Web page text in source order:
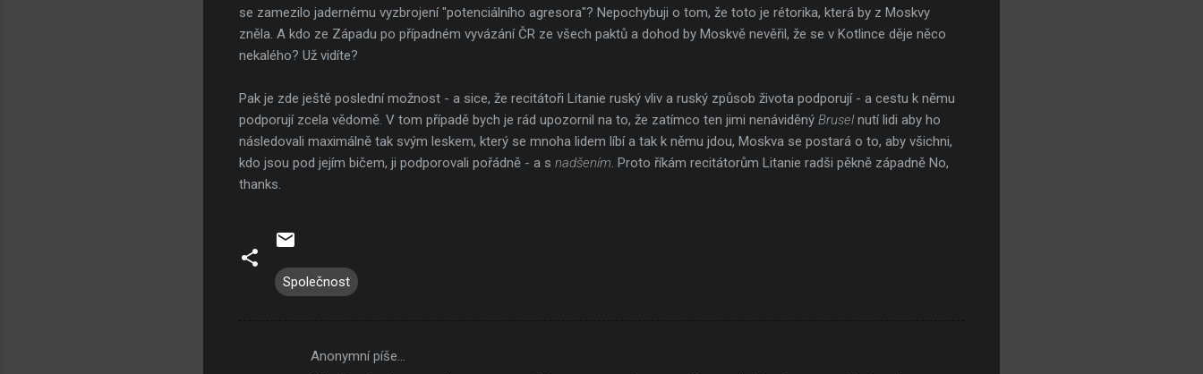
se zamezilo jadernému vyzbrojení "potenciálního agresora"? Nepochybuji o tom, že toto je rétorika, která by z Moskvy
zněla. A kdo ze Západu po případném vyvázání ČR ze všech paktů a dohod by Moskvě nevěřil, že se v Kotlince děje něco
nekalého? Už vidíte?
Pak je zde ještě poslední možnost - a sice, že recitátoři Litanie ruský vliv a ruský způsob života podporují - a cestu k němu
podporují zcela vědomě. V tom případě bych je rád upozornil na to, že zatímco ten jimi nenáviděný Bruselnutí lidi aby ho
následovali maximálně tak svým leskem, který se mnoha lidem líbí a tak k němu jdou, Moskva se postará o to, aby všichni,
kdo jsou pod jejím bičem, ji podporovali pořádně - a s nadšením . Proto říkám recitátorům Litanie radši pěkně západně No,
thanks.
Společnost
Anonymní píše…